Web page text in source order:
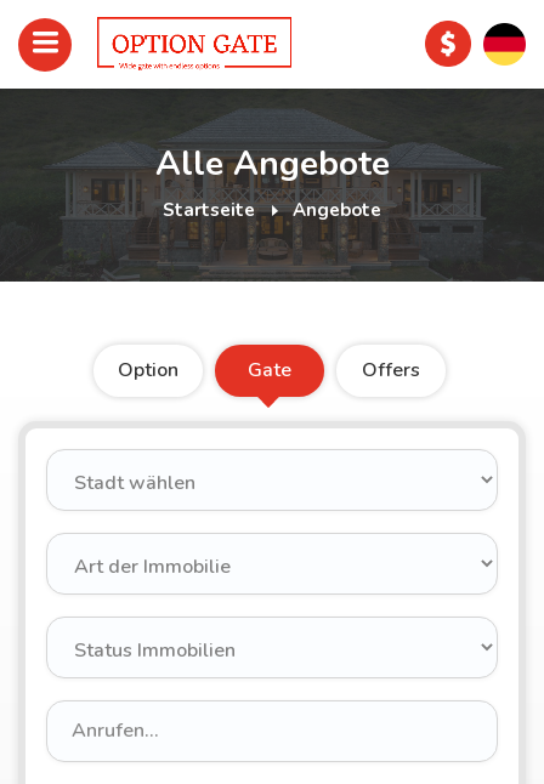
Alle Angebote
Startseite Angebote
Option Gate Offers